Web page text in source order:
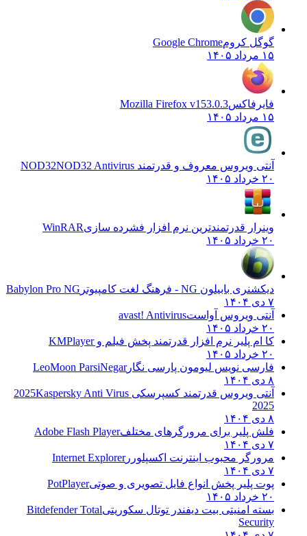
گوگل کرومGoogle Chrome
۱۵ مرداد ۱۴۰۵
فایرفاکسMozilla Firefox v153.0.3
۱۵ مرداد ۱۴۰۵
آنتی ویروس معروف و قدرتمند NOD32NOD32 Antivirus
۲۰ خرداد ۱۴۰۵
وینرار قدرتمندترین نرم افزار فشرده سازیWinRAR
۲۰ خرداد ۱۴۰۵
دیکشنری بابیلون NG - فرهنگ لغت کامپیوتر
Babylon Pro NG
آنتی ویروس آواستavast! Antivirus
۲۰ خرداد ۱۴۰۵
کا ام پلیر نرم افزار قدرتمند پخش فیلم وKMPlayer
۲۰ خرداد ۱۴۰۵
فارسی نویس لیومون پارسی نگارLeoMoon ParsiNegar
آنتی ویروس قدرتمند کسپرسکی 2025 Kaspersky Anti Virus
2025
فلش پلیر برای مرورگرهای مختلف Adobe Flash Player
مرورگر محبوب اینترنت اکسپلورر Internet Explorer
پوت پلیر پخش انواع فایل تصویری و صوتیPotPlayer
۲۰ خرداد ۱۴۰۵
بسته امنیتی بیت دیفندر توتال سکوریتیBitdefender Total
Security